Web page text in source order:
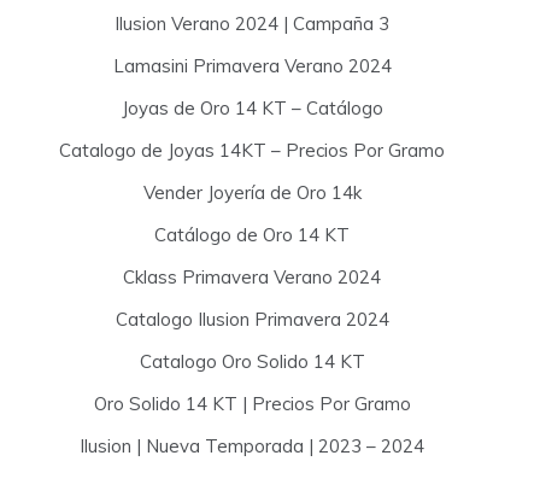
Ilusion Verano 2024 | Campaña 3
Lamasini Primavera Verano 2024
Joyas de Oro 14 KT – Catálogo
Catalogo de Joyas 14KT – Precios Por Gramo
Vender Joyería de Oro 14k
Catálogo de Oro 14 KT
Cklass Primavera Verano 2024
Catalogo Ilusion Primavera 2024
Catalogo Oro Solido 14 KT
Oro Solido 14 KT | Precios Por Gramo
Ilusion | Nueva Temporada | 2023 – 2024